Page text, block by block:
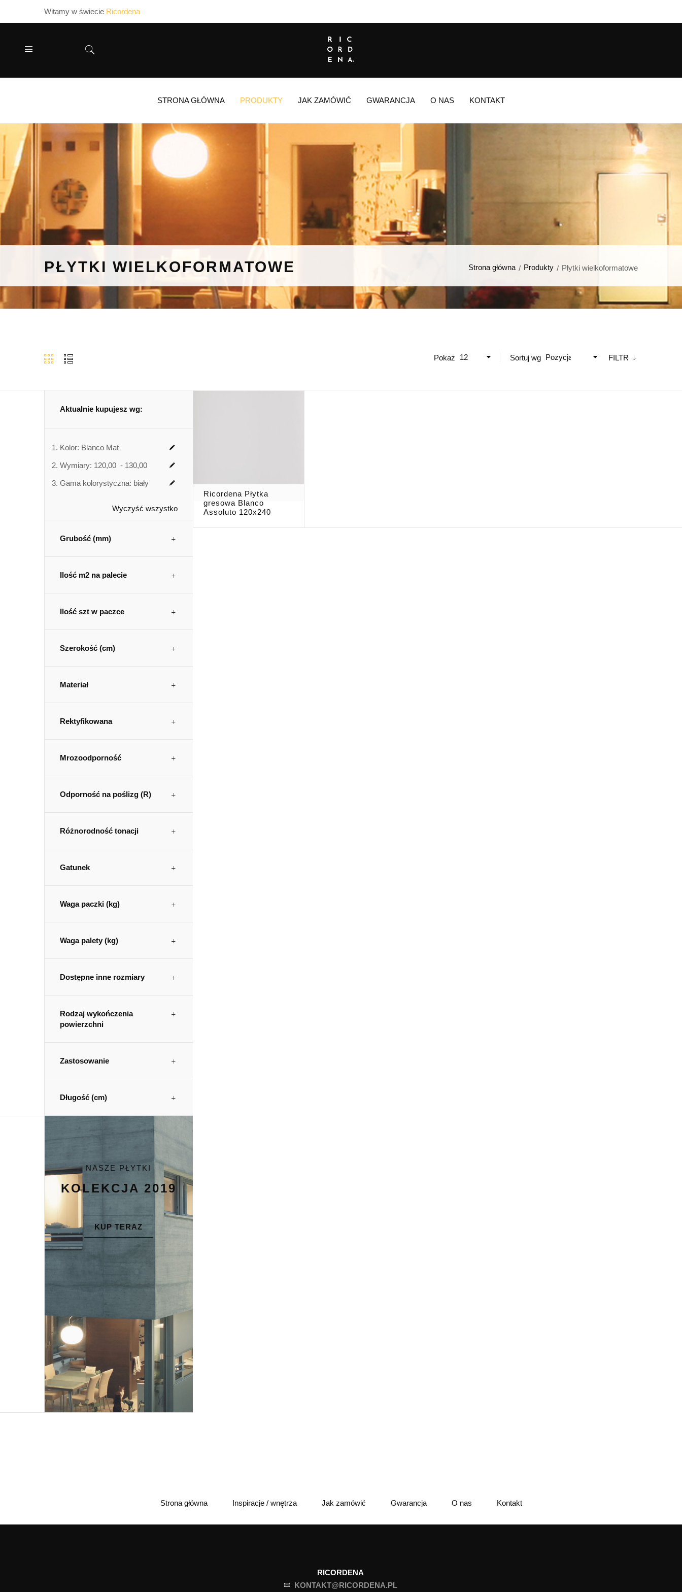
Witamy w świecie Ricordena
STRONA GŁÓWNA PRODUKTY JAK ZAMÓWIĆ GWARANCJA O NAS KONTAKT
PŁYTKI WIELKOFORMATOWE Strona główna Produkty Płytki wielkoformatowe
Sortuj wg Pozycja FILTR
Pokaż 12
Aktualnie kupujesz wg:
Kolor: Blanco Mat
Wymiary: 120,00 - 130,00
Gama kolorystyczna: biały
Wyczyść wszystko
Grubość (mm)
Ilość m2 na palecie
Ilość szt w paczce
Szerokość (cm)
Materiał
Rektyfikowana
Mrozoodporność
Odporność na poślizg (R)
Różnorodność tonacji
Gatunek
Waga paczki (kg)
Waga palety (kg)
Dostępne inne rozmiary
Rodzaj wykończenia
powierzchni
Zastosowanie
Długość (cm)
NASZE PŁYTKI
KOLEKCJA 2019
KUP TERAZ
Ricordena Płytka
gresowa Blanco
Assoluto 120x240
Strona główna Inspiracje / wnętrza Jak zamówić Gwarancja O nas Kontakt
RICORDENA
KONTAKT@RICORDENA.PL